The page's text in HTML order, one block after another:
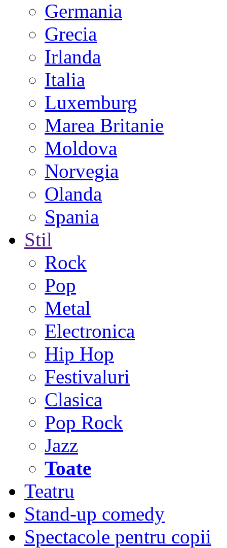
Germania
Grecia
Irlanda
Italia
Luxemburg
Marea Britanie
Moldova
Norvegia
Olanda
Spania
Stil
Rock
Pop
Metal
Electronica
Hip Hop
Festivaluri
Clasica
Pop Rock
Jazz
Toate
Teatru
Stand-up comedy
Spectacole pentru copii